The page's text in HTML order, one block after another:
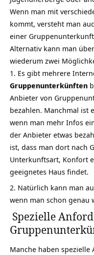
Wenn man mit
kommt, versteht man
einer
Alternativ kann man
wiederum zwei
Es gibt mehrere
Gruppenunterkünften
Anbieter von
bezahlen. Manchmal ist
wenn man mehr Infos
der Anbieter etwas
ist, dass man dort nach
Unterkunftsart, Konfort
geeignetes Haus findet.
Natürlich kann man
wenn man schon genau
Spezielle
Manche haben